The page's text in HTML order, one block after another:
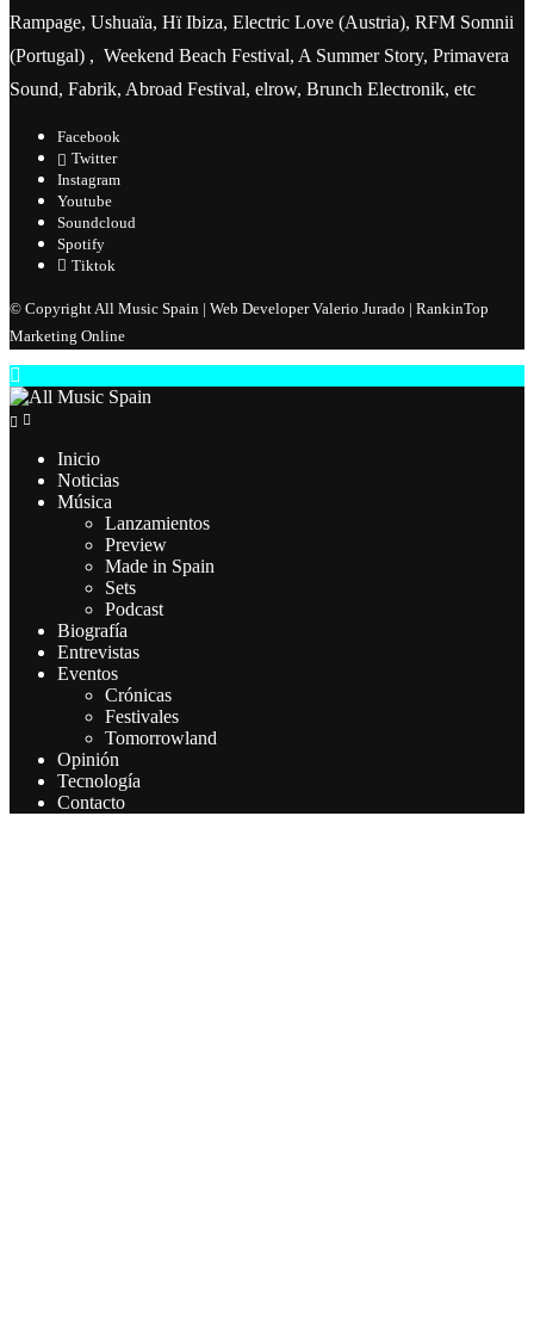
Rampage, Ushuaïa, Hï Ibiza, Electric Love (Austria), RFM Somnii
(Portugal) , Weekend Beach Festival, A Summer Story, Primavera
Sound, Fabrik, Abroad Festival, elrow, Brunch Electronik, etc
Facebook
Twitter
Instagram
Youtube
Soundcloud
Spotify
Tiktok
© Copyright All Music Spain | Web Developer Valerio Jurado | RankinTop
Marketing Online
Inicio
Noticias
Música
Lanzamientos
Preview
Made in Spain
Sets
Podcast
Biografía
Entrevistas
Eventos
Crónicas
Festivales
Tomorrowland
Opinión
Tecnología
Contacto